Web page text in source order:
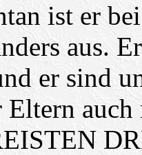
ist er
aus.
er sind